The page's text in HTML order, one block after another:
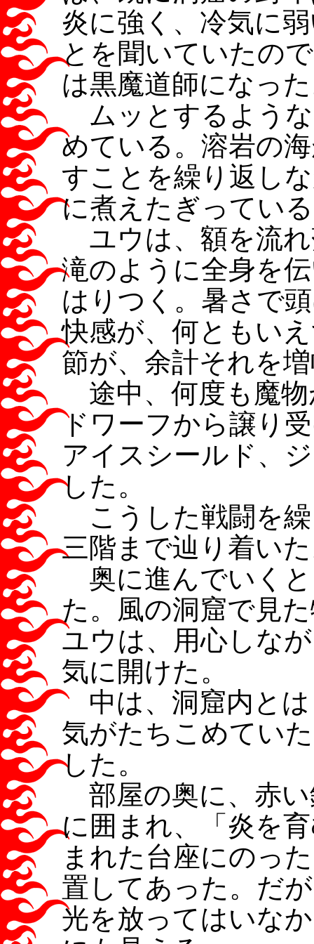
炎に強く、冷気に
とを聞いていたの
は黒魔道師になっ
ムッとするよう
めている。溶岩の
すことを繰り返し
に煮えたぎってい
ユウは、額を流
滝のように全身を
はりつく。暑さで
快感が、何ともい
節が、余計それを
途中、何度も魔
ドワーフから譲り
アイスシールド、
した。
こうした戦闘を
三階まで辿り着い
奥に進んでいく
た。風の洞窟で見
ユウは、用心しな
気に開けた。
中は、洞窟内とは
気がたちこめてい
した。
部屋の奥に、赤い
に囲まれ、「炎を
まれた台座にのっ
置してあった。だ
光を放ってはいな